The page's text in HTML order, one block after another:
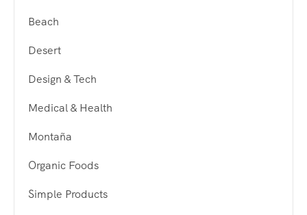
Beach
Desert
Design & Tech
Medical & Health
Montaña
Organic Foods
Simple Products